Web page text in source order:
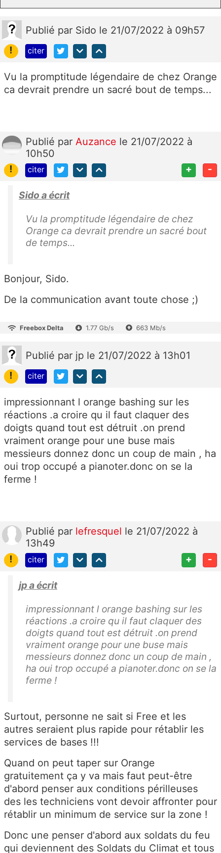
Publié par Sido le 21/07/2022 à 09h57
!
citer
Vu la promptitude légendaire de chez Orange
ca devrait prendre un sacré bout de temps...
Publié par Auzance le 21/07/2022 à
10h50
!
citer + -
Sido a écrit
Vu la promptitude légendaire de chez
Orange ca devrait prendre un sacré bout
de temps...
Bonjour, Sido.
De la communication avant toute chose ;)
Freebox Delta 1.77 Gb/s 663 Mb/s
Publié par jp le 21/07/2022 à 13h01
!
citer
impressionnant l orange bashing sur les
réactions .a croire qu il faut claquer des
doigts quand tout est détruit .on prend
vraiment orange pour une buse mais
messieurs donnez donc un coup de main , ha
oui trop occupé a pianoter.donc on se la
ferme !
Publié par lefresquel le 21/07/2022 à
13h49
!
citer + -
jp a écrit
impressionnant l orange bashing sur les
réactions .a croire qu il faut claquer des
doigts quand tout est détruit .on prend
vraiment orange pour une buse mais
messieurs donnez donc un coup de main ,
ha oui trop occupé a pianoter.donc on se la
ferme !
Surtout, personne ne sait si Free et les
autres seraient plus rapide pour rétablir les
services de bases !!!
Quand on peut taper sur Orange
gratuitement ça y va mais faut peut-être
d'abord penser aux conditions périlleuses
des les techniciens vont devoir affronter pour
rétablir un minimum de service sur la zone !
Donc une penser d'abord aux soldats du feu
qui deviennent des Soldats du Climat et tous